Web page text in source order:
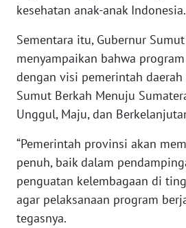
kesehatan anak-anak Indonesia.
Sementara itu, Gubernur
menyampaikan bahwa
dengan visi pemerintah
Sumut Berkah Menuju
Unggul, Maju, dan
“Pemerintah provinsi akan
penuh, baik dalam
penguatan kelembagaan di
agar pelaksanaan program
tegasnya.
WN
WN
SUMSEL
WN
WN
LAMPUNG
WN